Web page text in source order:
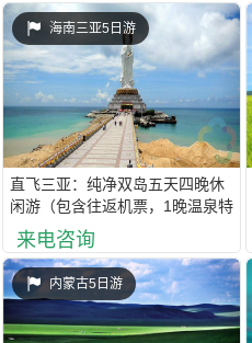
海南三亚5日游
直飞三亚：纯净双岛五天四晚休
闲游（包含往返机票，1晚温泉特
色酒店，2晚连住知名酒店-海景
房，1晚指定特色酒店，精选下榻
酒店，全程自助餐）
来电咨询
内蒙古5日游